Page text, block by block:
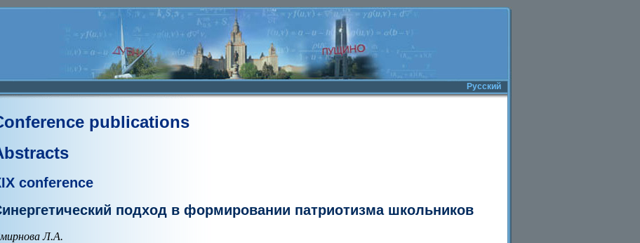
Русский
publications
conference
подход в формировании патриотизма школьников
Л.А.